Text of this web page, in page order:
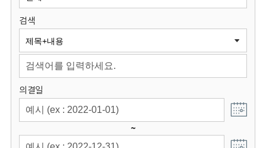
원
회
검색
의결일
~